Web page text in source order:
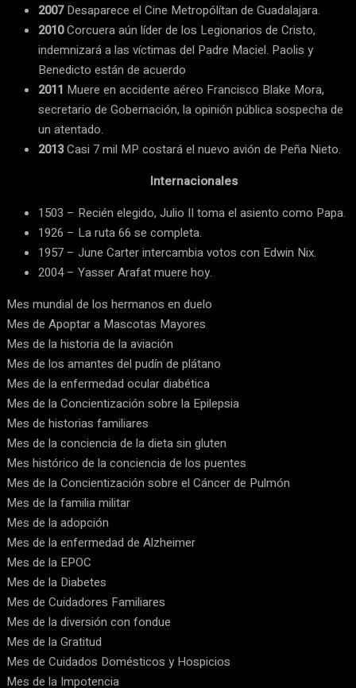
2007Desaparece el Cine Metropólítan de Guadalajara.
2010Corcuera aún líder de los Legionarios de Cristo,
indemnizará a las víctimas del Padre Maciel. Paolis y
Benedicto están de acuerdo
2011 Muere en accidente aéreo Francisco Blake Mora,
secretario de Gobernación, la opinión pública sospecha de
un atentado.
2013Casi 7 mil MP costará el nuevo avión de Peña Nieto.
Internacionales
1503 – Recién elegido, Julio II toma el asiento como Papa.
1926 – La ruta 66 se completa.
1957 – June Carter intercambia votos con Edwin Nix.
2004 – Yasser Arafat muere hoy.
Mes mundial de los hermanos en duelo
Mes de Apoptar a Mascotas Mayores
Mes de la historia de la aviación
Mes de los amantes del pudín de plátano
Mes de la enfermedad ocular diabética
Mes de la Concientización sobre la Epilepsia
Mes de historias familiares
Mes de la conciencia de la dieta sin gluten
Mes histórico de la conciencia de los puentes
Mes de la Concientización sobre el Cáncer de Pulmón
Mes de la familia militar
Mes de la adopción
Mes de la enfermedad de Alzheimer
Mes de la EPOC
Mes de la Diabetes
Mes de Cuidadores Familiares
Mes de la diversión con fondue
Mes de la Gratitud
Mes de Cuidados Domésticos y Hospicios
Mes de la Impotencia